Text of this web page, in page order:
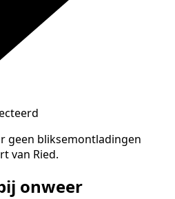
geen bliksemontladingen
van Ried.
onweer